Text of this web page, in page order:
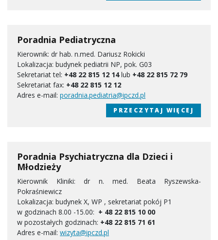
Poradnia Pediatryczna
Kierownik: dr hab. n.med. Dariusz Rokicki
Lokalizacja: budynek pediatrii NP, pok. G03
Sekretariat tel: +48 22 815 12 14lub +48 22 815 72 79
Sekretariat fax: +48 22 815 12 12
Adres e-mail: poradnia.pediatria@ipczd.pl
PRZECZYTAJ WIĘCEJ
Poradnia Psychiatryczna dla Dzieci i
Młodzieży
Kierownik Kliniki: dr n. med. Beata Ryszewska-
Pokraśniewicz
Lokalizacja: budynek X, WP , sekretariat pokój P1
w godzinach 8.00 -15.00: + 48 22 815 10 00
w pozostałych godzinach: +48 22 815 71 61
Adres e-mail: wizyta@ipczd.pl